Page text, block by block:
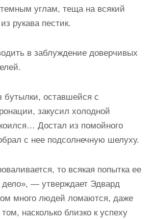
углам, теща на всякий
рукава пестик.
в заблуждение доверчивых
бутылки, оставшейся с
закусил холодной
Достал из помойного
с нее подсолнечную шелуху.
то всякая попытка ее
— утверждает Эдвард
много людей ломаются, даже
насколько близко к успеху